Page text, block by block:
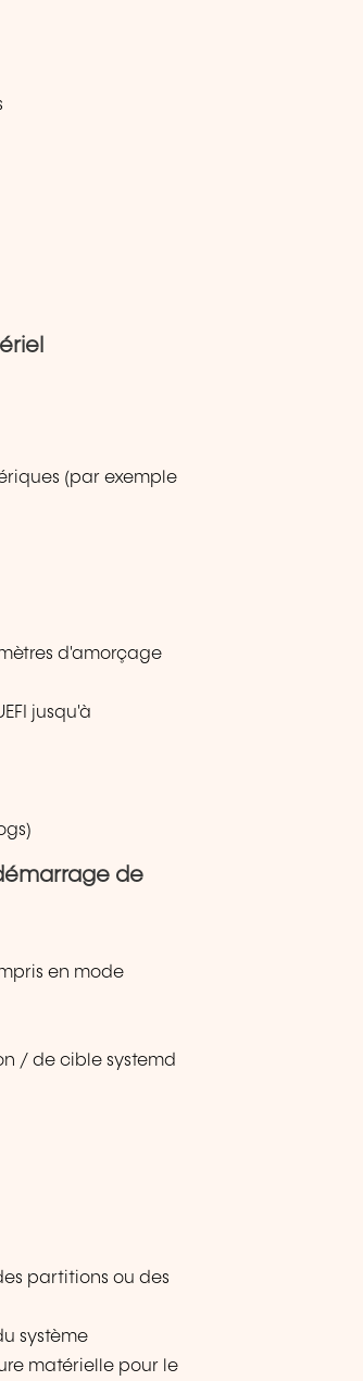
(par exemple
d'amorçage
jusqu'à
de
en mode
/ de cible systemd
partitions ou des
système
matérielle pour le